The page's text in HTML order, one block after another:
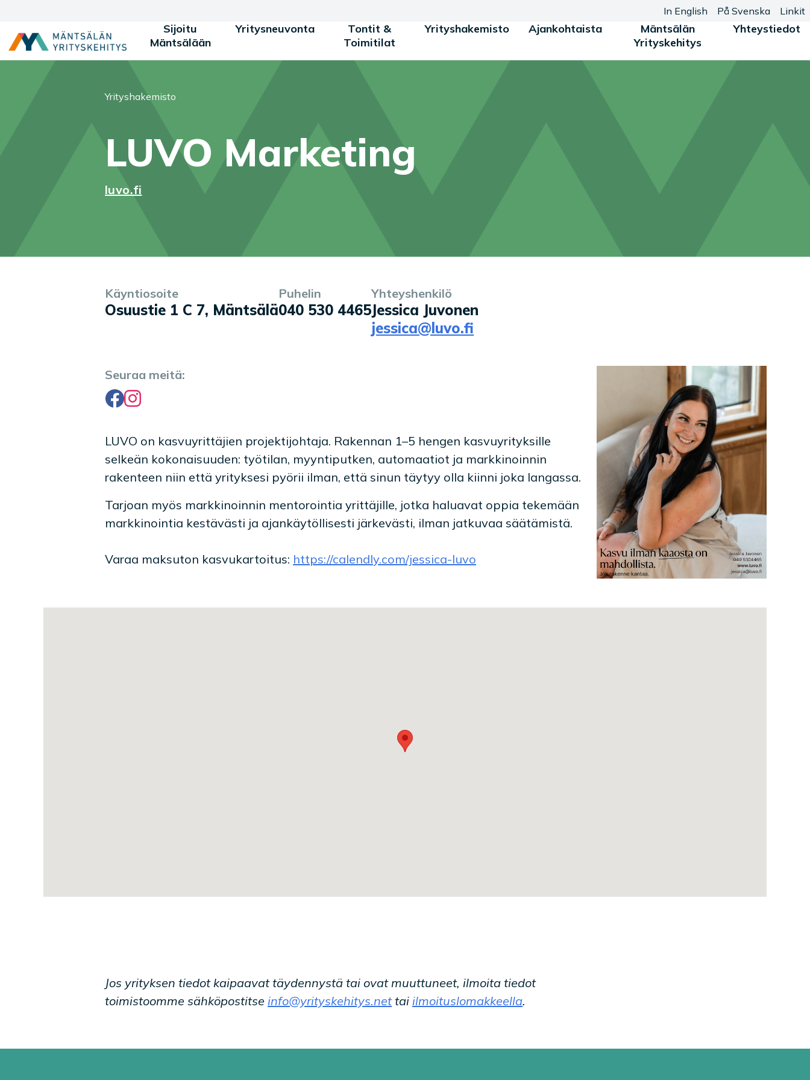
Sijoitu
Mäntsälään
Yritysneuvonta
Tontit &
Toimitilat
Yrityshakemisto Ajankohtaista
Mäntsälän
Yrityskehitys
Yhteystiedot
In English På Svenska Linkit
Olet tässä:
Yrityshakemisto
LUVO Marketing
luvo.fi
Yrityksen tiedotKäyntiosoite
Osuustie 1 C 7, Mäntsälä
Puhelin
040 530 4465
Yhteyshenkilö
Jessica Juvonen
jessica@luvo.fi
Seuraa meitä:
Facebook
Instagram
Palvelukuvaus
LUVO on kasvuyrittäjien projektijohtaja. Rakennan 1–5 hengen kasvuyrityksille
selkeän kokonaisuuden: työtilan, myyntiputken, automaatiot ja markkinoinnin
rakenteen niin että yrityksesi pyörii ilman, että sinun täytyy olla kiinni joka langassa.
Tarjoan myös markkinoinnin mentorointia yrittäjille, jotka haluavat oppia tekemään
markkinointia kestävästi ja ajankäytöllisesti järkevästi, ilman jatkuvaa säätämistä.
Varaa maksuton kasvukartoitus: https://calendly.com/jessica-luvo
Jos yrityksen tiedot kaipaavat täydennystä tai ovat muuttuneet, ilmoita tiedot
toimistoomme sähköpostitse info@yrityskehitys.nettai ilmoituslomakkeella.